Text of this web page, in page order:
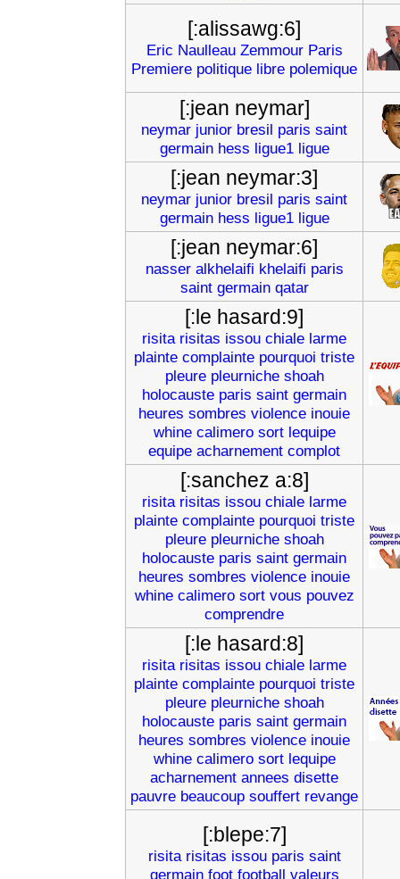
[:alissawg:6]
Eric Naulleau Zemmour Paris
Premiere politique libre polemique
[:jean neymar]
neymar junior bresil paris saint
germain hess ligue1 ligue
[:jean neymar:3]
neymar junior bresil paris saint
germain hess ligue1 ligue
[:jean neymar:6]
nasser alkhelaifi khelaifi paris
saint germain qatar
[:le hasard:9]
risita risitas issou chiale larme
plainte complainte pourquoi triste
pleure pleurniche shoah
holocauste paris saint germain
heures sombres violence inouie
whine calimero sort lequipe
equipe acharnement complot
[:sanchez a:8]
risita risitas issou chiale larme
plainte complainte pourquoi triste
pleure pleurniche shoah
holocauste paris saint germain
heures sombres violence inouie
whine calimero sort vous pouvez
comprendre
[:le hasard:8]
risita risitas issou chiale larme
plainte complainte pourquoi triste
pleure pleurniche shoah
holocauste paris saint germain
heures sombres violence inouie
whine calimero sort lequipe
acharnement annees disette
pauvre beaucoup souffert revange
[:blepe:7]
risita risitas issou paris saint
germain foot football valeurs